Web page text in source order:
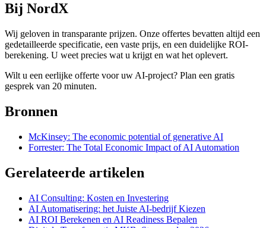
Bij NordX
Wij geloven in transparante prijzen. Onze offertes bevatten altijd een
gedetailleerde specificatie, een vaste prijs, en een duidelijke ROI-
berekening. U weet precies wat u krijgt en wat het oplevert.
Wilt u een eerlijke offerte voor uw AI-project? Plan een gratis
gesprek van 20 minuten.
Bronnen
McKinsey: The economic potential of generative AI
Forrester: The Total Economic Impact of AI Automation
Gerelateerde artikelen
AI Consulting: Kosten en Investering
AI Automatisering: het Juiste AI-bedrijf Kiezen
AI ROI Berekenen en AI Readiness Bepalen